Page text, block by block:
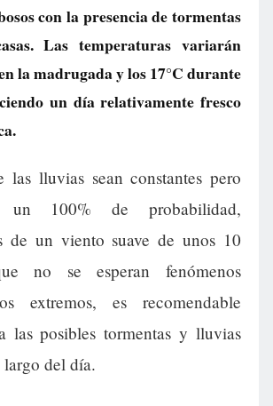
con la presencia de tormentas
Las temperaturas variarán
la madrugada y los 17°C durante
un día relativamente fresco
las lluvias sean constantes pero
un 100% de probabilidad,
de un viento suave de unos 10
no se esperan fenómenos
extremos, es recomendable
las posibles tormentas y lluvias
largo del día.